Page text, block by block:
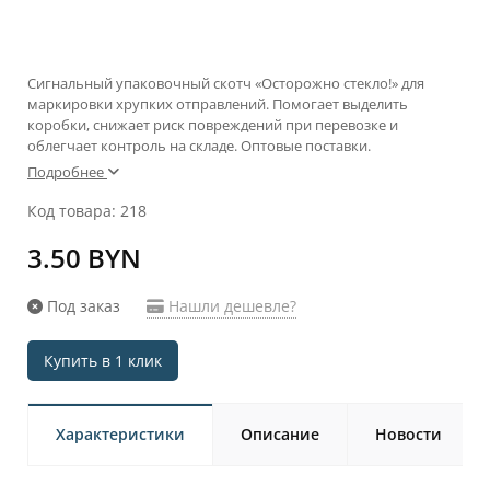
Сигнальный упаковочный скотч «Осторожно стекло!» для
маркировки хрупких отправлений. Помогает выделить
коробки, снижает риск повреждений при перевозке и
облегчает контроль на складе. Оптовые поставки.
Подробнее
Код товара: 218
3.50 BYN
Под заказ Нашли дешевле?
Купить в 1 клик
Характеристики Описание Новости